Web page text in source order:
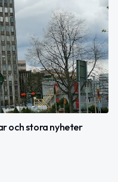
och stora nyheter